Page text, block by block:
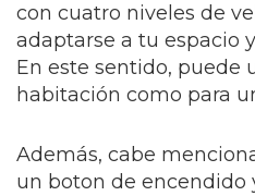
con cuatro niveles de
adaptarse a tu espacio
En este sentido, puede
habitación como para
Además, cabe
un boton de encendido